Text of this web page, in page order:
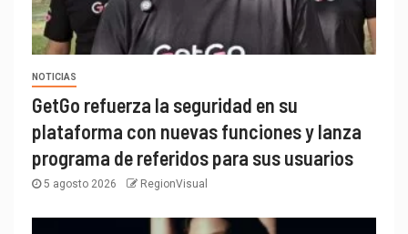
NOTICIAS
GetGo refuerza la seguridad en su
plataforma con nuevas funciones y lanza
programa de referidos para sus usuarios
5 agosto 2026 RegionVisual